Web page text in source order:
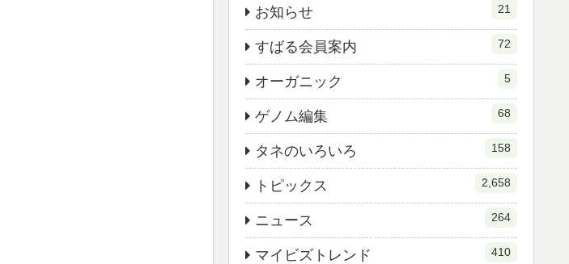
お知らせ 21
すばる会員案内 72
オーガニック 5
ゲノム編集 68
タネのいろいろ 158
トピックス 2,658
ニュース 264
マイビズトレンド 410